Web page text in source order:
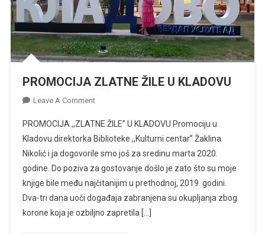
PROMOCIJA ZLATNE ŽILE U KLADOVU
Leave A CommentOn
ZLATNE
ŽILE
U
KLADOVU
PROMOCIJA ,,ZLATNE ŽILE” U KLADOVU Promociju u
Kladovu direktorka Biblioteke ,,Kulturni centar” Žaklina
Nikolić i ja dogovorile smo još za sredinu marta 2020.
godine. Do poziva za gostovanje došlo je zato što su moje
knjige bile među najčitanijim u prethodnoj, 2019. godini.
Dva-tri dana uoči događaja zabranjena su okupljanja zbog
korone koja je ozbiljno zapretila […]